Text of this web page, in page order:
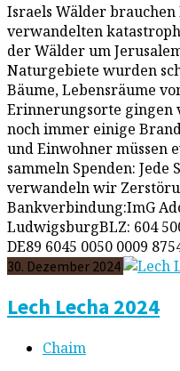
Israels Wälder
verwandelten
der Wälder um
Naturgebiete wurden
Bäume, Lebensräume
Erinnerungsorte gingen
noch immer einige
und Einwohner müssen
sammeln Spenden: Jede
verwandeln wir
Bankverbindung:ImG
LudwigsburgBLZ: 604
DE89 6045 0050 0009
30. Dezember 2024
Lech Lecha 2024
Chaim